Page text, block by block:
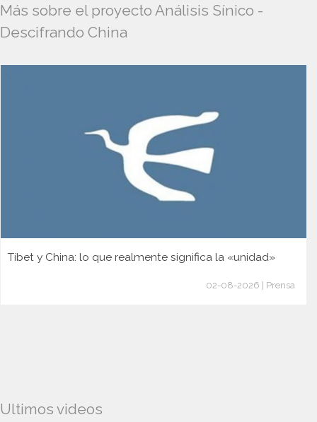
Más sobre el proyecto Análisis Sínico -
Descifrando China
Tíbet y China: lo que realmente significa la «unidad»
02-08-2026 | Prensa
Ultimos videos